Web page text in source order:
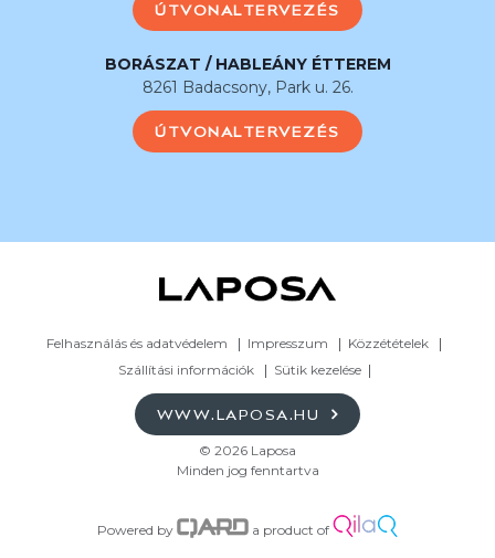
ÚTVONALTERVEZÉS
BORÁSZAT / HABLEÁNY ÉTTEREM
8261 Badacsony, Park u. 26.
ÚTVONALTERVEZÉS
Felhasználás és adatvédelem Impresszum
Közzétételek
Szállítási információk
Sütik kezelése
WWW.LAPOSA.HU
© 2026 Laposa
Minden jog fenntartva
Powered by a product of